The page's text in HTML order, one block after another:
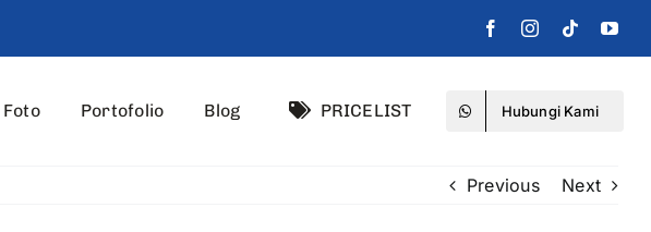
Foto Portofolio Blog PRICELIST Hubungi Kami
Previous Next